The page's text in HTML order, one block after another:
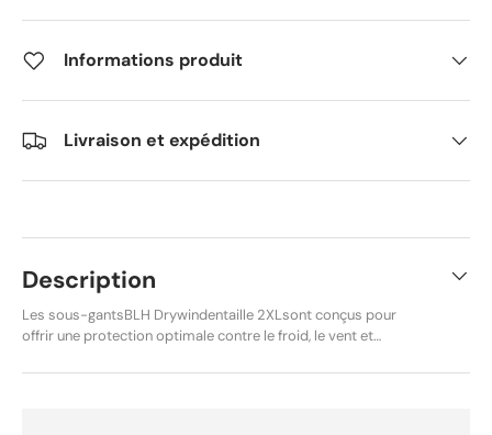
Informations produit
Livraison et expédition
Description
Les sous-gantsBLH Drywindentaille 2XLsont conçus pour
offrir une protection optimale contre le froid, le vent et
Drywind, ils intègrent une membrane technique permettant